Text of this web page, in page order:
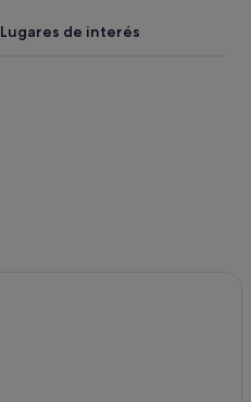
Lugares de interés